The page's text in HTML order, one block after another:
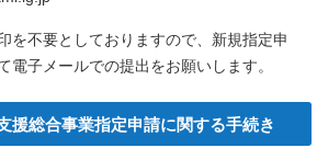
を不要としておりますので、新規指定申
電子メールでの提出をお願いします。
援総合事業指定申請に関する手続き